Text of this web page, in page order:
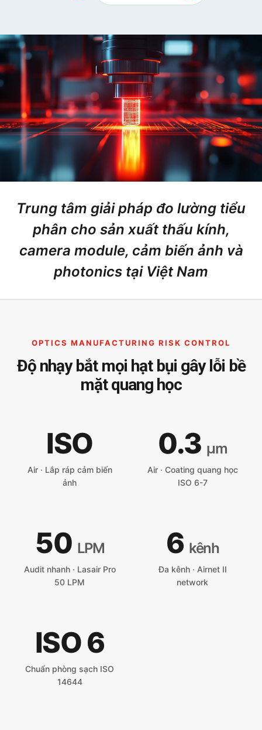
Trung tâm giải pháp đo lường tiểu
phân cho sản xuất thấu kính,
camera module, cảm biến ảnh và
photonics tại Việt Nam
OPTICS MANUFACTURING RISK CONTROL
Độ nhạy bắt mọi hạt bụi gây lỗi bề
mặt quang học
ISO
Air · Lắp ráp cảm biến
ảnh
0.3 µm
Air · Coating quang học
ISO 6-7
50 LPM
Audit nhanh · Lasair Pro
50 LPM
6 kênh
Đa kênh · Airnet II
network
ISO6
Chuẩn phòng sạch ISO
14644